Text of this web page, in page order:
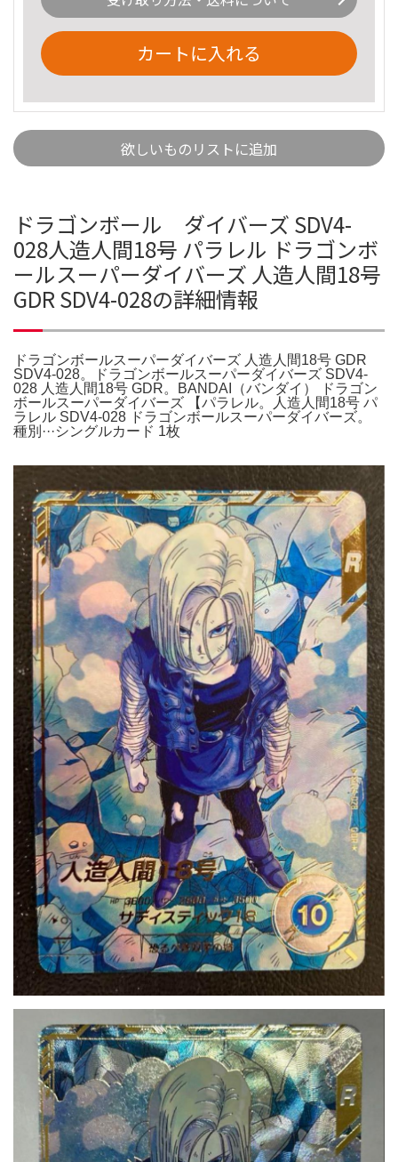
カートに入れる
欲しいものリストに追加
ドラゴンボール ダイバーズ SDV4-
028人造人間18号 パラレル ドラゴンボ
ールスーパーダイバーズ 人造人間18号
GDR SDV4-028の詳細情報
ドラゴンボールスーパーダイバーズ 人造人間18号 GDR
SDV4-028。ドラゴンボールスーパーダイバーズ SDV4-
028 人造人間18号 GDR。BANDAI（バンダイ） ドラゴン
ボールスーパーダイバーズ 【パラレル。人造人間18号 パ
ラレル SDV4-028 ドラゴンボールスーパーダイバーズ。
種別···シングルカード 1枚